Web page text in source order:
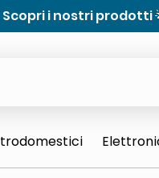
Scopri i nostri prodotti